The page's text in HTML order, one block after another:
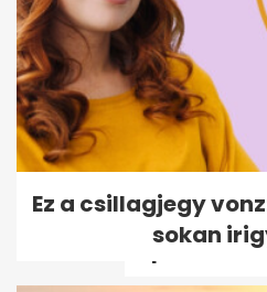
„Ha
elsőnek
Pepe,...
Ez a csillagjegy
sokan